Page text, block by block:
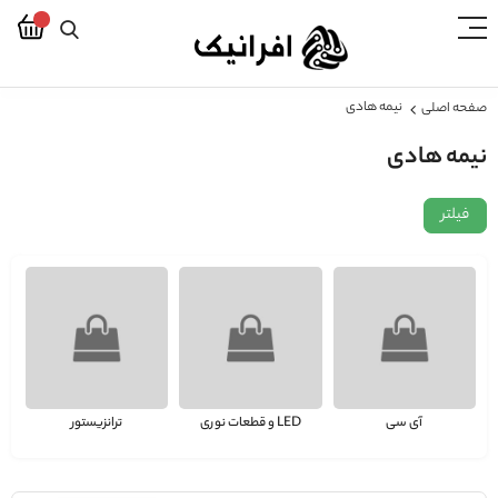
صفحه اصلی نیمه هادی
نیمه هادی
آی سی LED و قطعات نوری ترانزیستور
فیلتر